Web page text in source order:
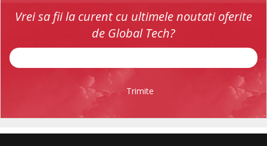
Vrei sa fii la curent cu ultimele noutati oferite
de Global Tech?
Trimite